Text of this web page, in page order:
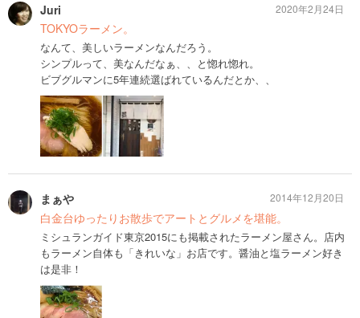
Juri
TOKYOラーメン。
なんて、美しいラーメンなんだろう。
シンプルって、美なんだなぁ、、と惚れ惚れ。
ビブグルマンに5年連続選ばれているんだとか、、
2020年2月24日
まぁや
白金台ゆったりお散歩でアートとグルメを堪能。
ミシュランガイド東京2015にも掲載されたラーメン屋さん。店内
もラーメン自体も「きれいな」お店です。醤油と塩ラーメン好き
は是非！
2014年12月20日